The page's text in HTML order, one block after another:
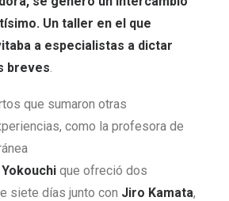
Un taller en el que
a especialistas a dictar
breves.
que sumaron otras
como la profesora de
que ofreció dos
siete días junto con Jiro Kamata,